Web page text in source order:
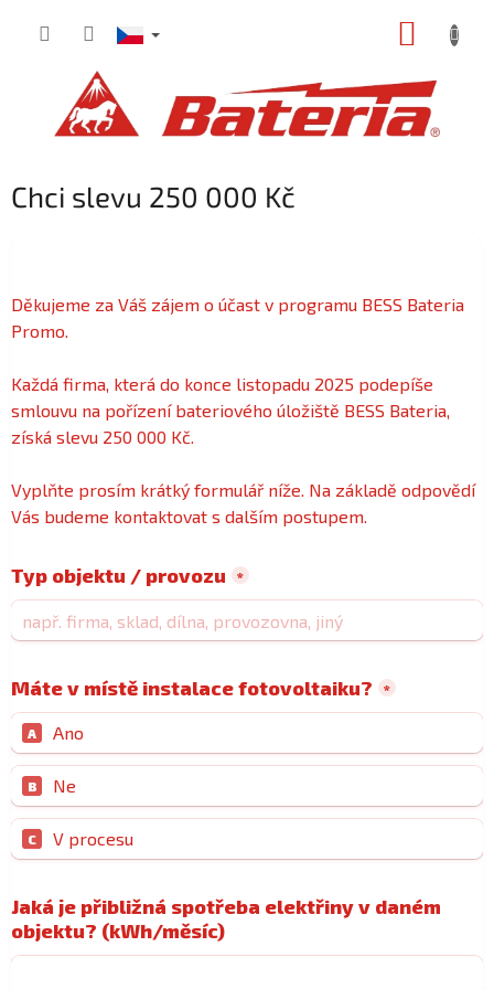
Chci slevu 250 000 Kč